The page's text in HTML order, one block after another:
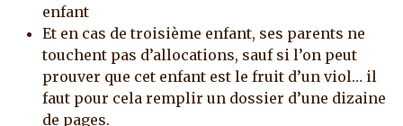
enfant
Et en cas de troisième enfant, ses parents ne
touchent pas d’allocations, sauf si l’on peut
prouver que cet enfant est le fruit d’un viol… il
faut pour cela remplir un dossier d’une dizaine
de pages.